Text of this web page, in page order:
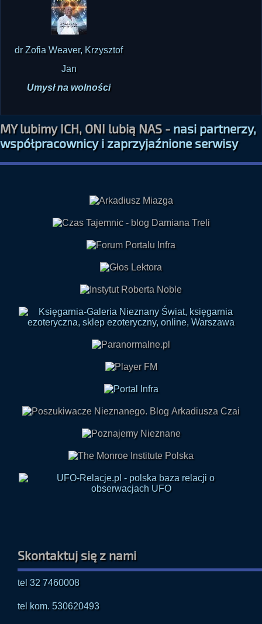
dr Zofia Weaver, Krzysztof
Jan
Umysł na wolności
współpracownicy i zaprzyjaźnione serwisy
tel 32 7460008
tel kom. 530620493
E-mail: radio@paranormalium.pl